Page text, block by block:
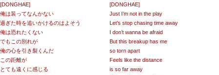
[DONGHAE]
俺は装ってなんかない
過ぎた時を追いかけるのはよそう
俺は恐れたくない
でもこの別れが
俺の心を引き裂くんだ
この距離が
とても遠くに感じる
[DONGHAE]
Just I’m not in the play
Let’s stop chasing time away
I don’t wanna be afraid
But this breakup has me
so torn apart
Feels like the distance
is so far away